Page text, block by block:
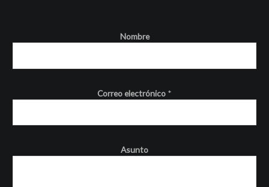
Nombre
Correo electrónico *
Asunto